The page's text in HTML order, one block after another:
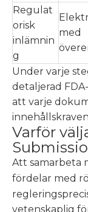
Regulat
orisk
inlämnin
g
med
Under varje
detaljerad
att varje
Varför
Att samarbeta
fördelar med
vetenskaplig